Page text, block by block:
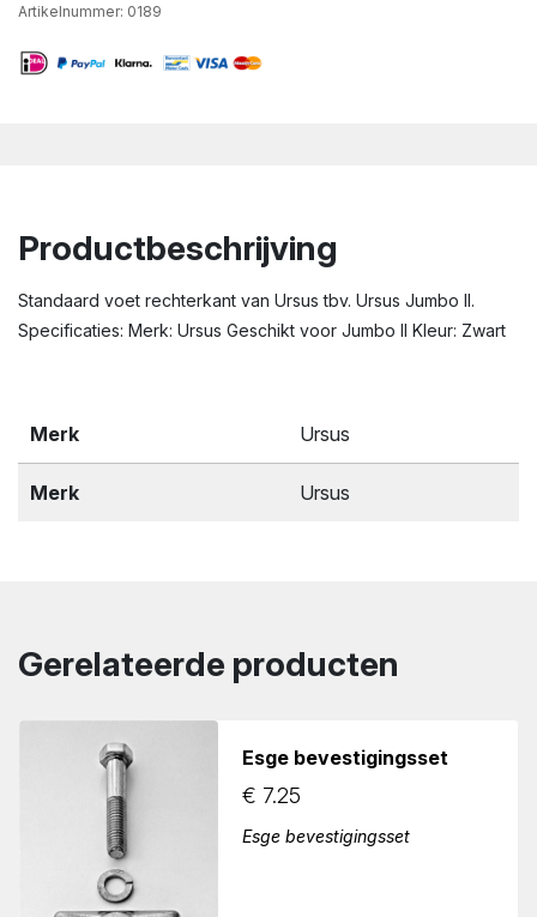
Artikelnummer: 0189
Productbeschrijving
Standaard voet rechterkant van Ursus tbv. Ursus Jumbo II.
Specificaties: Merk: Ursus Geschikt voor Jumbo II Kleur: Zwart
Merk Ursus
Merk Ursus
Gerelateerde producten
Esge bevestigingsset
€ 7.25
Esge bevestigingsset